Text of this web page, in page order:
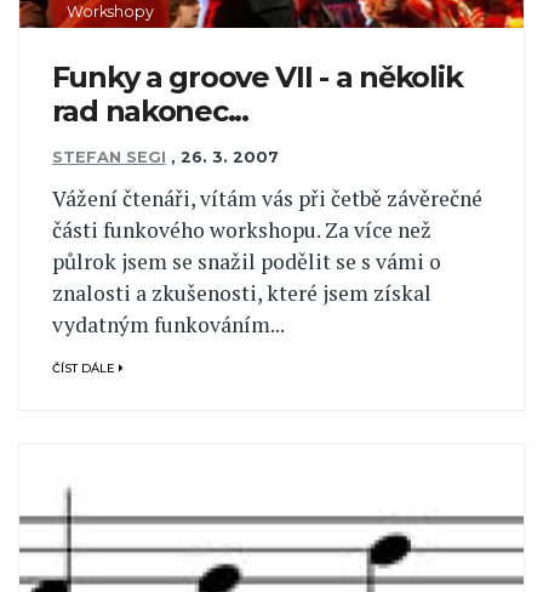
Workshopy
Funky a groove VII - a několik
rad nakonec...
STEFAN SEGI , 26. 3. 2007
Vážení čtenáři, vítám vás při četbě závěrečné
části funkového workshopu. Za více než
půlrok jsem se snažil podělit se s vámi o
znalosti a zkušenosti, které jsem získal
vydatným funkováním...
ČÍST DÁLE